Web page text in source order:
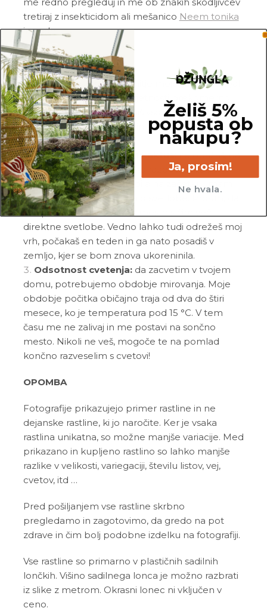
tretiraj z insekticidom ali mešanico Neem tonika
in vode.
Pogoste težave
Gnitje:če si opazil_a gnitje mojega stebla in/ali
korenin, si me po vsej verjetnosti prekomerno
zalil_a. Prosim, da odstraniš vso gnilobo in me po
potrebi še enkrat ukoreniniš v popolnoma svežo
in zračno zemljo.
Visok in razpotegnjen kaktus:če opažaš, da
sem se v tvoji negi nekoliko razpotegnila in
nisem več taka, kot sem bila na začetku, imam
po vsej verjetnosti premalo svetlobe. Prosim, da
me premakneš na svetlo mesto s čim več
direktne svetlobe. Vedno lahko tudi odrežeš moj
vrh, počakaš en teden in ga nato posadiš v
zemljo, kjer se bom znova ukoreninila.
Odsotnost cvetenja:da zacvetim v tvojem
domu, potrebujemo obdobje mirovanja. Moje
obdobje počitka običajno traja od dva do štiri
mesece, ko je temperatura pod 15 °C. V tem
času me ne zalivaj in me postavi na sončno
mesto. Nikoli ne veš, mogoče te na pomlad
končno razveselim s cvetovi!
OPOMBA
Fotografije prikazujejo primer rastline in ne
dejanske rastline, ki jo naročite. Ker je vsaka
rastlina unikatna, so možne manjše variacije. Med
prikazano in kupljeno rastlino so lahko manjše
razlike v velikosti, variegaciji, številu listov, vej,
cvetov, itd …
Pred pošiljanjem vse rastline skrbno
pregledamo in zagotovimo, da gredo na pot
zdrave in čim bolj podobne izdelku na fotografiji.
Vse rastline so primarno v plastičnih sadilnih
lončkih. Višino sadilnega lonca je možno razbrati
iz slike z metrom. Okrasni lonec ni vključen v
ceno.
Želiš 5%
popusta ob
nakupu?
Ja, prosim!
Ne hvala.